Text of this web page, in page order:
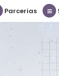
Parcerias